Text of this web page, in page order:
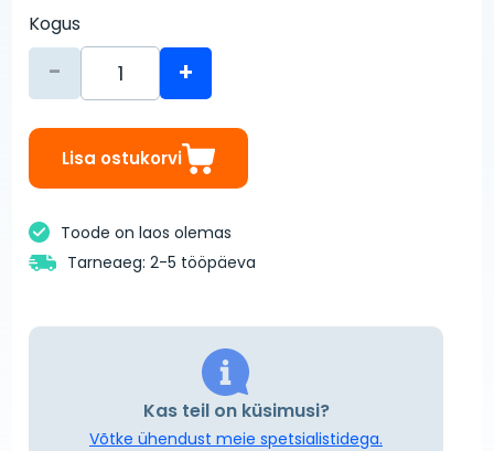
Kogus
- +
Lisa ostukorvi
Toode on laos olemas
Tarneaeg: 2-5 tööpäeva
Kas teil on küsimusi?
Võtke ühendust meie spetsialistidega.